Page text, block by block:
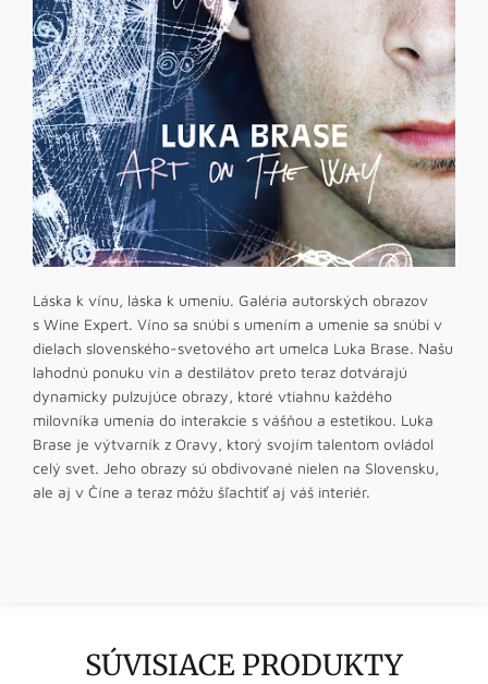
Láska k vínu, láska k umeniu. Galéria autorských obrazov
s Wine Expert. Víno sa snúbi s umením a umenie sa snúbi v
dielach slovenského-svetového art umelca Luka Brase. Našu
lahodnú ponuku vín a destilátov preto teraz dotvárajú
dynamicky pulzujúce obrazy, ktoré vtiahnu každého
milovníka umenia do interakcie s vášňou a estetikou. Luka
Brase je výtvarník z Oravy, ktorý svojím talentom ovládol
celý svet. Jeho obrazy sú obdivované nielen na Slovensku,
ale aj v Číne a teraz môžu šľachtiť aj váš interiér.
SÚVISIACE PRODUKTY